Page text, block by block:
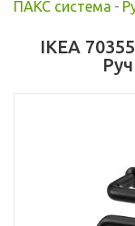
ПАКС система -
IKEA